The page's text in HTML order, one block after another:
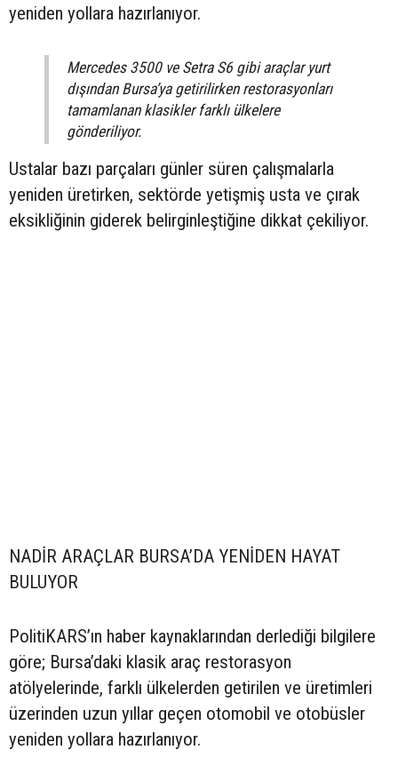
yeniden yollara hazırlanıyor.
Mercedes 3500 ve Setra S6 gibi araçlar yurt
dışından Bursa’ya getirilirken restorasyonları
tamamlanan klasikler farklı ülkelere
gönderiliyor.
Ustalar bazı parçaları günler süren çalışmalarla
yeniden üretirken, sektörde yetişmiş usta ve çırak
eksikliğinin giderek belirginleştiğine dikkat çekiliyor.
NADİR ARAÇLAR BURSA’DA YENİDEN HAYAT
BULUYOR
PolitiKARS’ın haber kaynaklarından derlediği bilgilere
göre; Bursa’daki klasik araç restorasyon
atölyelerinde, farklı ülkelerden getirilen ve üretimleri
üzerinden uzun yıllar geçen otomobil ve otobüsler
yeniden yollara hazırlanıyor.